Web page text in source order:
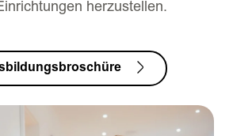
herzustellen.